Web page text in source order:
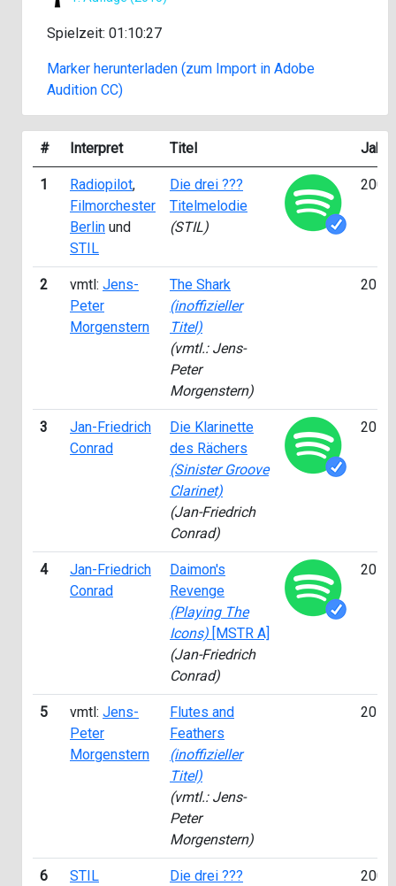
Spielzeit: 01:10:27
Marker herunterladen (zum Import in Adobe
Audition CC)
# Interpret Titel Jahr
1 Radiopilot,
Filmorchester
Berlin und
STIL
Die drei ???
Titelmelodie
(STIL)
2008
2 vmtl: Jens-
Peter
Morgenstern
The Shark
(inoffizieller
Titel)
(vmtl.: Jens-
Peter
Morgenstern)
2015
3
Jan-Friedrich
Conrad
Die Klarinette
des Rächers
(Sinister Groove
Clarinet)
(Jan-Friedrich
Conrad)
2014
4
Jan-Friedrich
Conrad
Daimon's
Revenge
(Playing The
Icons) [MSTR A]
(Jan-Friedrich
Conrad)
2014
5 vmtl: Jens-
Peter
Morgenstern
Flutes and
Feathers
(inoffizieller
Titel)
(vmtl.: Jens-
Peter
Morgenstern)
2015
6 STIL
Die drei ???
2009